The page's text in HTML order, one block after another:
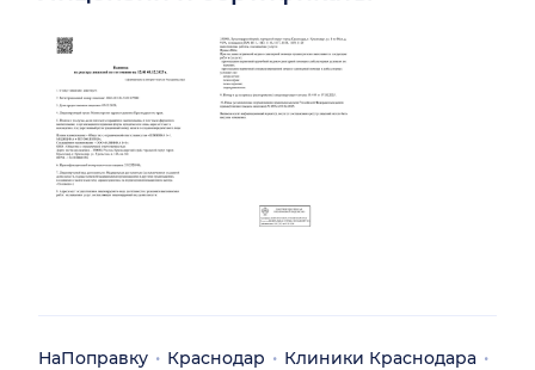
НаПоправку Краснодар
Клиники Краснодара